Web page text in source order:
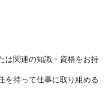
は関連の知識・資格をお持
を持って仕事に取り組める